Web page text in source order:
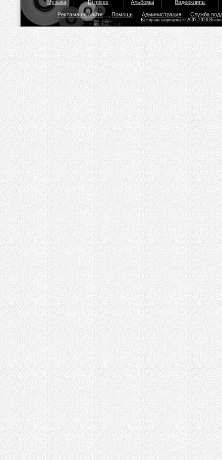
Музыка Dj mixes Альбомы Видеоклипы
Реклама на сайте Помощь Администрация Служба
Все права защищены © 2007-2026